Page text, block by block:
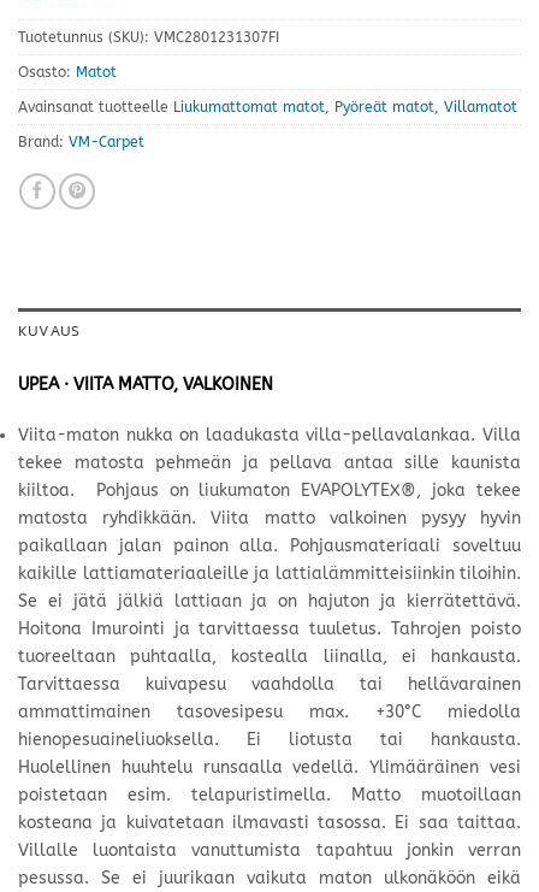
Tuotetunnus (SKU): VMC2801231307FI
Osasto: Matot
Avainsanat tuotteelle Liukumattomat matot, Pyöreät matot, Villamatot
Brand: VM-Carpet
KUVAUS
UPEA · VIITA MATTO, VALKOINEN
Viita-maton nukka on laadukasta villa-pellavalankaa. Villa
tekee matosta pehmeän ja pellava antaa sille kaunista
kiiltoa. Pohjaus on liukumaton EVAPOLYTEX®, joka tekee
matosta ryhdikkään. Viita matto valkoinen pysyy hyvin
paikallaan jalan painon alla. Pohjausmateriaali soveltuu
kaikille lattiamateriaaleille ja lattialämmitteisiinkin tiloihin.
Se ei jätä jälkiä lattiaan ja on hajuton ja kierrätettävä.
Hoitona Imurointi ja tarvittaessa tuuletus. Tahrojen poisto
tuoreeltaan puhtaalla, kostealla liinalla, ei hankausta.
Tarvittaessa kuivapesu vaahdolla tai hellävarainen
ammattimainen tasovesipesu max. +30°C miedolla
hienopesuaineliuoksella. Ei liotusta tai hankausta.
Huolellinen huuhtelu runsaalla vedellä. Ylimääräinen vesi
poistetaan esim. telapuristimella. Matto muotoillaan
kosteana ja kuivatetaan ilmavasti tasossa. Ei saa taittaa.
Villalle luontaista vanuttumista tapahtuu jonkin verran
pesussa. Se ei juurikaan vaikuta maton ulkonäköön eikä